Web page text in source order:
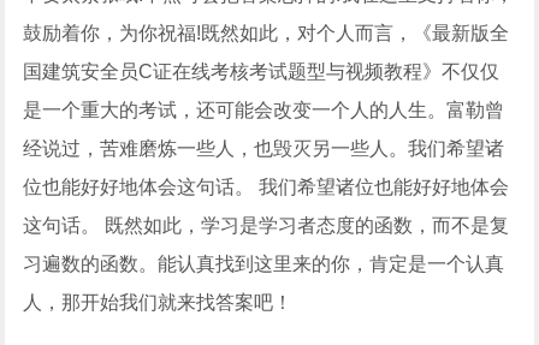
鼓励着你，为你祝福!既然如此，对个人而言，《最新版全
国建筑安全员C证在线考核考试题型与视频教程》不仅仅
是一个重大的考试，还可能会改变一个人的人生。富勒曾
经说过，苦难磨炼一些人，也毁灭另一些人。我们希望诸
位也能好好地体会这句话。 我们希望诸位也能好好地体会
这句话。 既然如此，学习是学习者态度的函数，而不是复
习遍数的函数。能认真找到这里来的你，肯定是一个认真
人，那开始我们就来找答案吧！